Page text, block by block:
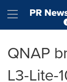
QNAP
L3-Lite-